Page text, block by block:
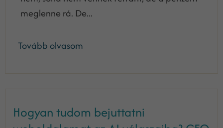
meglenne rá. De...
Tovább olvasom
Hogyan tudom bejuttatni